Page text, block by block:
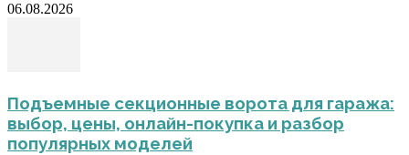
06.08.2026
Подъемные секционные ворота для гаража:
выбор, цены, онлайн-покупка и разбор
популярных моделей